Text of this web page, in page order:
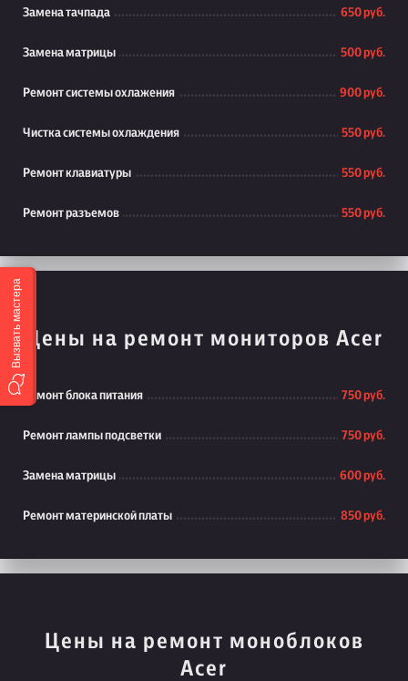
Замена тачпада 650 руб.
Замена матрицы 500 руб.
Ремонт системы охлажения 900 руб.
Чистка системы охлаждения 550 руб.
Ремонт клавиатуры 550 руб.
Ремонт разъемов 550 руб.
Цены на ремонт мониторов Acer
Ремонт блока питания 750 руб.
Ремонт лампы подсветки 750 руб.
Замена матрицы 600 руб.
Ремонт материнской платы 850 руб.
Цены на ремонт моноблоков
Acer
Вызвать мастера